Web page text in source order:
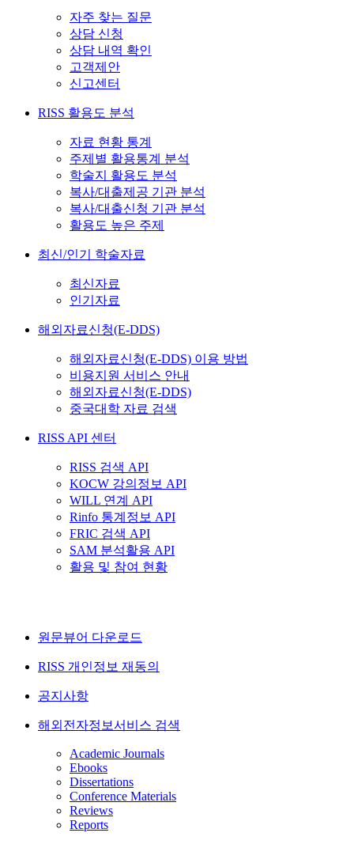
자주 찾는 질문
상담 신청
상담 내역 확인
고객제안
신고센터
RISS 활용도 분석
자료 현황 통계
주제별 활용통계 분석
학술지 활용도 분석
복사/대출제공 기관 분석
복사/대출신청 기관 분석
활용도 높은 주제
최신/인기 학술자료
최신자료
인기자료
해외자료신청(E-DDS)
해외자료신청(E-DDS) 이용 방법
비용지원 서비스 안내
해외자료신청(E-DDS)
중국대학 자료 검색
RISS API 센터
RISS 검색 API
KOCW 강의정보 API
WILL 연계 API
Rinfo 통계정보 API
FRIC 검색 API
SAM 분석활용 API
활용 및 참여 현황
원문뷰어 다운로드
RISS 개인정보 재동의
공지사항
해외전자정보서비스 검색
Academic Journals
Ebooks
Dissertations
Conference Materials
Reviews
Reports